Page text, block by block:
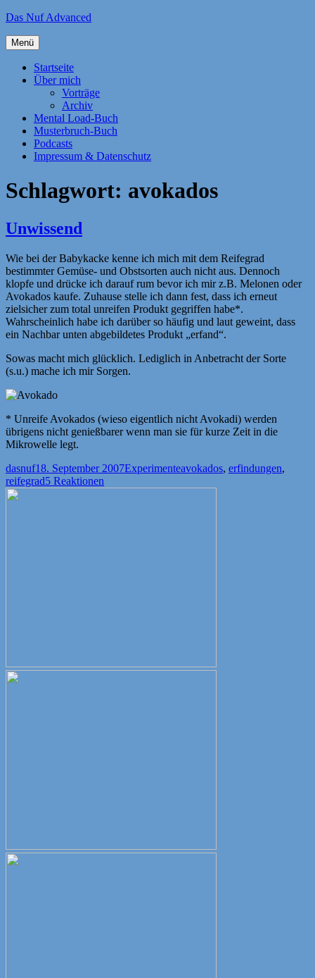
Zum
springen
Das Nuf Advanced
Menü
Startseite
Über mich
Vorträge
Archiv
Mental Load-Buch
Musterbruch-Buch
Podcasts
Impressum & Datenschutz
Schlagwort: avokados
Unwissend
Wie bei der Babykacke kenne ich mich mit dem Reifegrad
bestimmter Gemüse- und Obstsorten auch nicht aus. Dennoch
klopfe und drücke ich darauf rum bevor ich mir z.B. Melonen oder
Avokados kaufe. Zuhause stelle ich dann fest, dass ich erneut
zielsicher zum total unreifen Produkt gegriffen habe*.
Wahrscheinlich habe ich darüber so häufig und laut geweint, dass
ein Nachbar unten abgebildetes Produkt „erfand“.
Sowas macht mich glücklich. Lediglich in Anbetracht der Sorte
(s.u.) mache ich mir Sorgen.
* Unreife Avokados (wieso eigentlich nicht Avokadi) werden
übrigens nicht genießbarer wenn man sie für kurze Zeit in die
Mikrowelle legt.
Autor
dasnufVeröffentlicht
am
18. September 2007Kategorien
ExperimenteSchlagwörter
avokados, erfindungen,
reifegrad5 Reaktionen